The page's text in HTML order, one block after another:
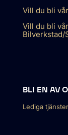
Vill du bli
Vill du bli
Bilverkstad/
BLI EN AV
Lediga tjänster